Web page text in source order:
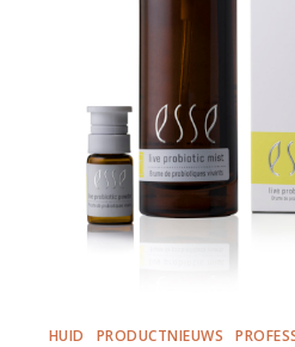
HUID PRODUCTNIEUWS